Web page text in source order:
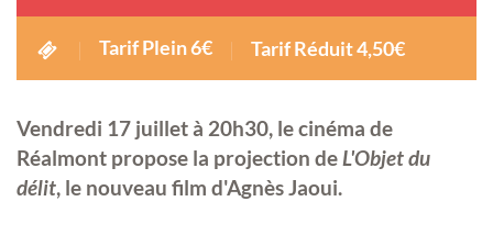
Tarif Plein 6€ Tarif Réduit 4,50€
Vendredi 17 juillet à 20h30, le cinéma de
Réalmont propose la projection de L'Objet du
délit, le nouveau film d'Agnès Jaoui.